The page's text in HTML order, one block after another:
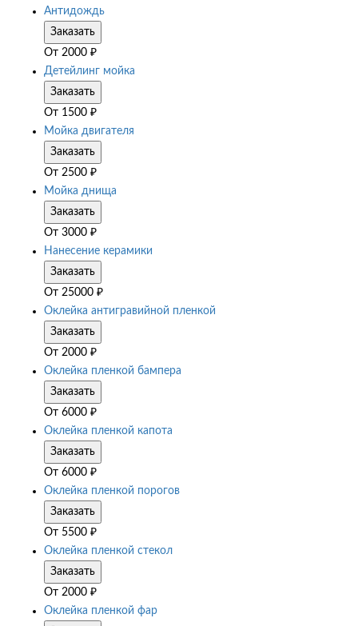
Антидождь
Заказать
От 2000 ₽
Детейлинг мойка
Заказать
От 1500 ₽
Мойка двигателя
Заказать
От 2500 ₽
Мойка днища
Заказать
От 3000 ₽
Нанесение керамики
Заказать
От 25000 ₽
Оклейка антигравийной пленкой
Заказать
От 2000 ₽
Оклейка пленкой бампера
Заказать
От 6000 ₽
Оклейка пленкой капота
Заказать
От 6000 ₽
Оклейка пленкой порогов
Заказать
От 5500 ₽
Оклейка пленкой стекол
Заказать
От 2000 ₽
Оклейка пленкой фар